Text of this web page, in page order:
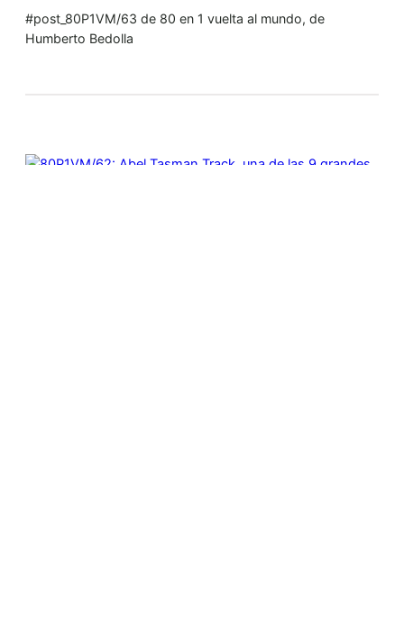
#post_80P1VM/63 de 80 en 1 vuelta al mundo, de
Humberto Bedolla